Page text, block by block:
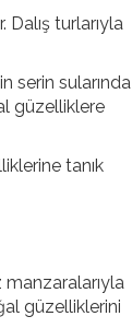
turlarıyla
serin sularında
güzelliklere
tanık
güzelliklerini